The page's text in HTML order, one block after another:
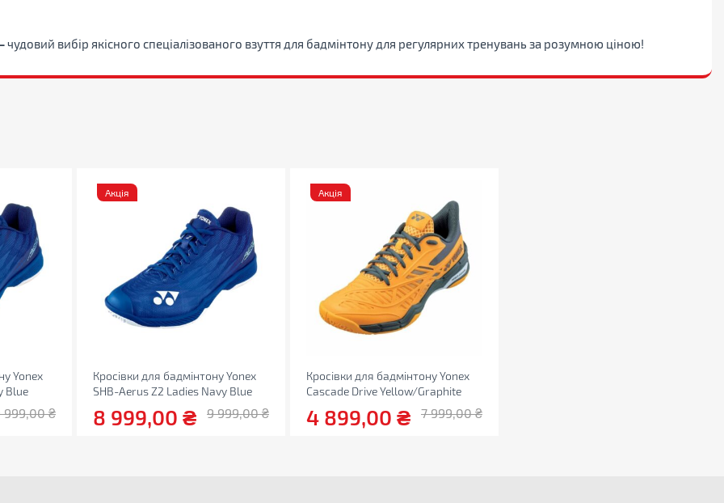
чудовий вибір якісного спеціалізованого взуття для бадмінтону для регулярних тренувань за розумною ціною!
Yonex
Blue
999,00₴
Акція
Кросівки для бадмінтону Yonex
SHB-Aerus Z2 Ladies Navy Blue
8 999,00 ₴ 9 999,00₴
Акція
Кросівки для бадмінтону Yonex
Cascade Drive Yellow/Graphite
4 899,00 ₴ 7 999,00₴